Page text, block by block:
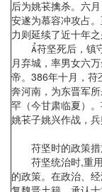
后为姚苌擒杀。六
安遂为慕容冲攻占
力则延续了近十年之
苻坚死后，镇守
月弃城，率男女六
帝。386年十月，苻
奔河南，为东晋军
罕（今甘肃临夏）
姚苌子姚兴作战，兵
苻坚时的政策措
苻坚统治时,重用
的政策。在政治、